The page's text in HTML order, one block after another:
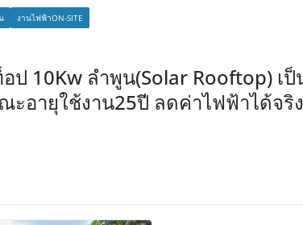
งานไฟฟ้าON-SITE
ป 10Kw ลำพูน(Solar Rooftop) เป็
อายุใช้งาน25ปี ลดค่าไฟฟ้าได้จริง